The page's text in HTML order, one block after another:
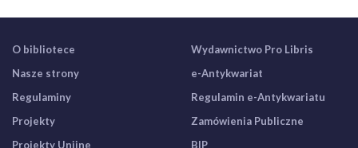
O bibliotece
Nasze strony
Regulaminy
Projekty
Projekty Unijne
Wydawnictwo Pro Libris
e-Antykwariat
Regulamin e-Antykwariatu
Zamówienia Publiczne
BIP